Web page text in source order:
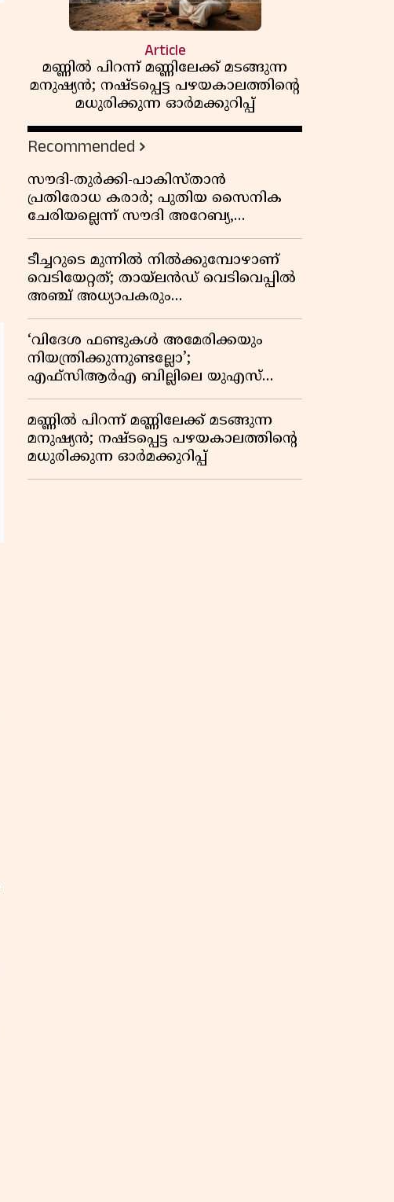
Article
മണ്ണിൽ പിറന്ന് മണ്ണിലേക്ക് മടങ്ങുന്ന
മനുഷ്യൻ; നഷ്ടപ്പെട്ട പഴയകാലത്തിൻ്റെ
മധുരിക്കുന്ന ഓർമക്കുറിപ്പ്
Recommended
സൗദി-തുർക്കി-പാകിസ്താൻ
പ്രതിരോധ കരാർ; പുതിയ സൈനിക
ചേരിയല്ലെന്ന് സൗദി അറേബ്യ,
വിമർശനവുമായി ഇറാൻ
ടീച്ചറുടെ മുന്നിൽ നിൽക്കുമ്പോഴാണ്
വെടിയേറ്റത്; തായ്‌ലൻഡ് വെടിവെപ്പിൽ
അഞ്ച് അധ്യാപകരും
മുത്തശ്ശീമുത്തശ്ശന്മാരും കൊല്ലപ്പെട്ടു,
മരണസംഖ്യ 7; ഞെട്ടിക്കുന്ന
വെളിപ്പെടുത്തലുകൾ
‘വിദേശ ഫണ്ടുകൾ അമേരിക്കയും
നിയന്ത്രിക്കുന്നുണ്ടല്ലോ’;
എഫ്സിആർഎ ബില്ലിലെ യുഎസ്
വിമർശനങ്ങൾക്ക് മറുപടിയുമായി ഇന്ത്യ
മണ്ണിൽ പിറന്ന് മണ്ണിലേക്ക് മടങ്ങുന്ന
മനുഷ്യൻ; നഷ്ടപ്പെട്ട പഴയകാലത്തിൻ്റെ
മധുരിക്കുന്ന ഓർമക്കുറിപ്പ്